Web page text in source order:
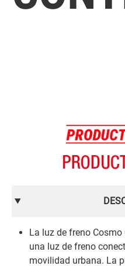
La luz de freno Cosmo
una luz de freno
movilidad urbana. La